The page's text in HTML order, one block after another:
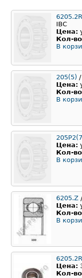
IBC
Цена:
Кол-
В
205(5)
Цена:
Кол-
В
Цена:
Кол-
В
6205.Z
Цена:
Кол-
В
Цена:
Кол-